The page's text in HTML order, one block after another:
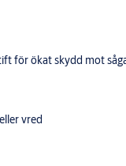
för ökat skydd mot
vred